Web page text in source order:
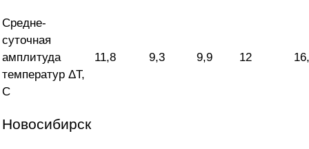
Средне-
суточная
амплитуда
температур ΔT,
С
11,8 9,3 9,9 12
Новосибирск